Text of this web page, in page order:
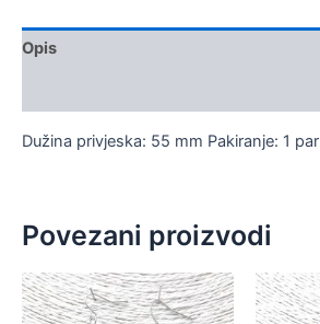
Opis
Dužina privjeska: 55 mm Pakiranje: 1 par
Povezani proizvodi